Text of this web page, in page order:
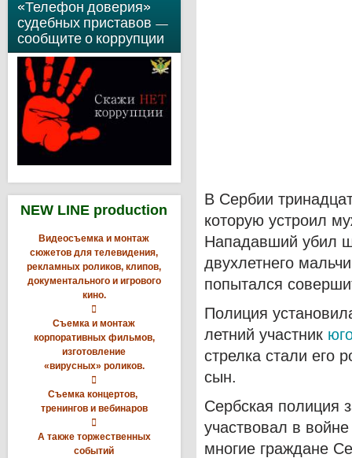
«Телефон доверия»
судебных приставов —
сообщите о коррупции
NEW LINE production
Видеосъемка и монтаж
сюжетов для телевидения,
рекламных роликов, клипов,
документального и игрового
кино.

Съемка и монтаж
корпоративных фильмов,
изготовление
«вирусных» роликов.

Съемка концертов,
тренингов и вебинаров

А также торжественных
событий
В Сербии
которую устроил
Нападавший убил
двухлетнего
попытался
Полиция
летний участник
стрелка стали его
сын.
Сербская полиция
участвовал в
многие граждане